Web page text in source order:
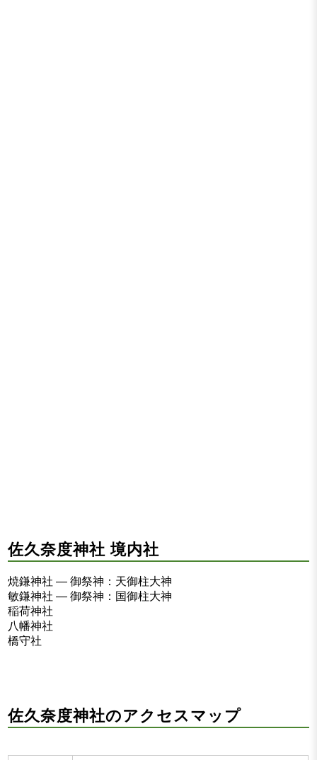
佐久奈度神社 境内社
焼鎌神社 ― 御祭神：天御柱大神
敏鎌神社 ― 御祭神：国御柱大神
稲荷神社
八幡神社
橋守社
佐久奈度神社のアクセスマップ